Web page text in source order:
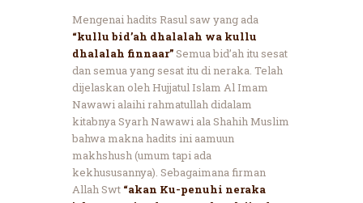
Mengenai hadits Rasul saw yang ada
“kullu bid’ah dhalalah wa kullu
dhalalah finnaar”Semua bid’ah itu sesat
dan semua yang sesat itu di neraka. Telah
dijelaskan oleh Hujjatul Islam Al Imam
Nawawi alaihi rahmatullah didalam
kitabnya Syarh Nawawi ala Shahih Muslim
bahwa makna hadits ini aamuun
makhshush (umum tapi ada
kekhususannya). Sebagaimana firman
Allah Swt “akan Ku-penuhi neraka